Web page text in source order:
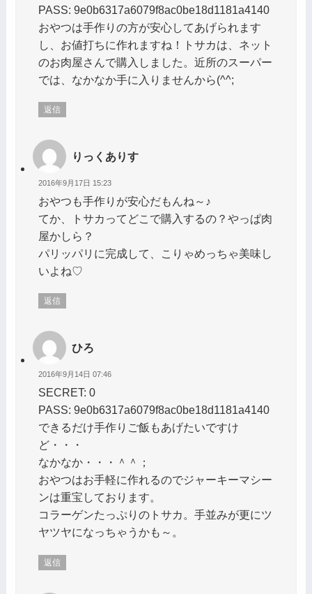
PASS: 9e0b6317a6079f8ac0be18d1181a4140
おやつは手作りの方が安心してあげられます
し、お値打ちに作れますね！トサカは、ネット
のお肉屋さんで購入しました。近所のスーパー
では、なかなか手に入りませんから(^^;
返信
りっくありす
2016年9月17日 15:23
おやつも手作りが安心だもんね～♪
てか、トサカってどこで購入するの？やっぱ肉
屋かしら？
パリッパリに完成して、こりゃめっちゃ美味し
いよね♡
返信
ひろ
2016年9月14日 07:46
SECRET: 0
PASS: 9e0b6317a6079f8ac0be18d1181a4140
できるだけ手作りご飯もあげたいですけ
ど・・・
なかなか・・・＾＾；
おやつはお手軽に作れるのでジャーキーマシー
ンは重宝しております。
コラーゲンたっぷりのトサカ。手並みが更にツ
ヤツヤになっちゃうかも～。
返信